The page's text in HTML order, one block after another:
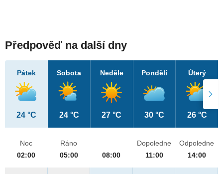
Předpověď na další dny
Pátek
24 °C
Sobota
24 °C
Neděle
27 °C
Pondělí
30 °C
Úterý
26 °C
Noc
02:00
Ráno
05:00
08:00
Dopoledne
11:00
Odpoledne
14:00